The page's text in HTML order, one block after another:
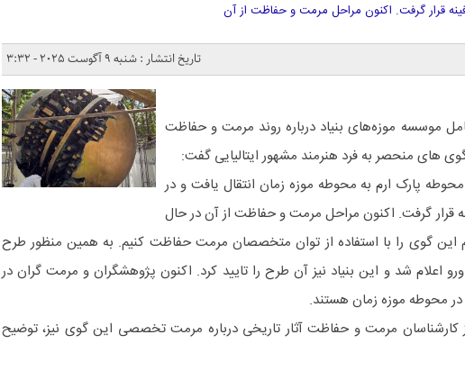
قرار گرفت. اکنون مراحل مرمت و حفاظت از آن
تاریخ انتشار : شنبه 9 آگوست 2025 - 3:32
موسسه موزه‌های بنیاد درباره روند مرمت و حفاظت
های منحصر به فرد هنرمند مشهور ایتالیایی گفت:
پارک ارم به محوطه موزه زمان انتقال یافت و در
قرار گرفت. اکنون مراحل مرمت و حفاظت از آن در حال
این گوی را با استفاده از توان متخصصان مرمت حفاظت کنیم. به همین منظور طرح
اعلام شد و این بنیاد نیز آن طرح را تایید کرد. اکنون پژوهشگران و مرمت گران در
محوطه موزه زمان هستند.
کارشناسان مرمت و حفاظت آثار تاریخی درباره مرمت تخصصی این گوی نیز، توضیح